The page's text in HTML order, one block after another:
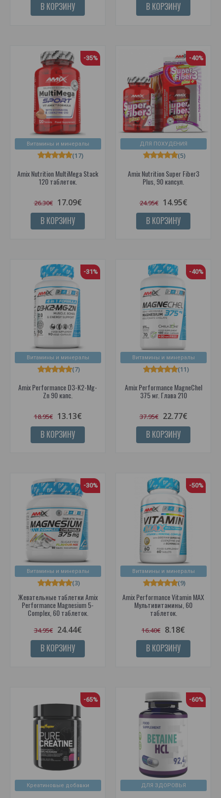
В КОРЗИНУ В КОРЗИНУ
Витамины и минералы
-35%
Amix Nutrition MultiMega Stack
120 таблеток.
(17)
26.30€ 17.09€
В КОРЗИНУ
ДЛЯ ПОХУДЕНИЯ
-40%
Amix Nutrition Super Fiber3
Plus, 90 капсул.
(5)
24.95€ 14.95€
В КОРЗИНУ
Витамины и минералы
-31%
Amix Performance D3-K2-Mg-
Zn 90 капс.
(7)
18.95€ 13.13€
В КОРЗИНУ
Витамины и минералы
-40%
Amix Performance MagneChel
375 мг. Глава 210
(11)
37.95€ 22.77€
В КОРЗИНУ
Витамины и минералы
-30%
Жевательные таблетки Amix
Performance Magnesium 5-
Complex, 60 таблеток.
(3)
34.95€ 24.44€
В КОРЗИНУ
Витамины и минералы
-50%
Amix Performance Vitamin MAX
Мультивитамины, 60
таблеток.
(9)
16.40€ 8.18€
В КОРЗИНУ
Креатиновые добавки
-65%
ДЛЯ ЗДОРОВЬЯ
-60%